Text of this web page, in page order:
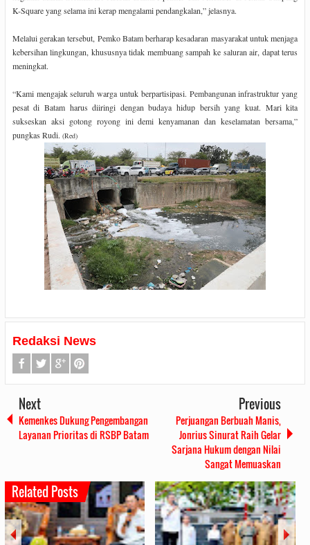
K-Square yang selama ini kerap mengalami pendangkalan,” jelasnya.
Melalui gerakan tersebut, Pemko Batam berharap kesadaran masyarakat untuk menjaga
kebersihan lingkungan, khususnya tidak membuang sampah ke saluran air, dapat terus
meningkat.
“Kami mengajak seluruh warga untuk berpartisipasi. Pembangunan infrastruktur yang
pesat di Batam harus diiringi dengan budaya hidup bersih yang kuat. Mari kita
sukseskan aksi gotong royong ini demi kenyamanan dan keselamatan bersama,”
pungkas Rudi. (Red)
Redaksi News
Next
Kemenkes Dukung Pengembangan
Layanan Prioritas di RSBP Batam
Previous
Perjuangan Berbuah Manis,
Jonrius Sinurat Raih Gelar
Sarjana Hukum dengan Nilai
Sangat Memuaskan
Related Posts